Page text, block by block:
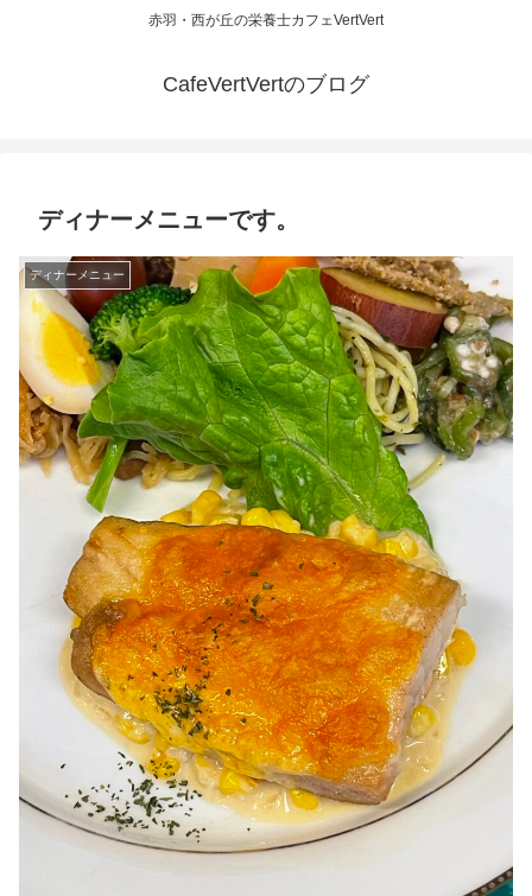
赤羽・西が丘の栄養士カフェVertVert
CafeVertVertのブログ
ディナーメニューです。
ディナーメニュー